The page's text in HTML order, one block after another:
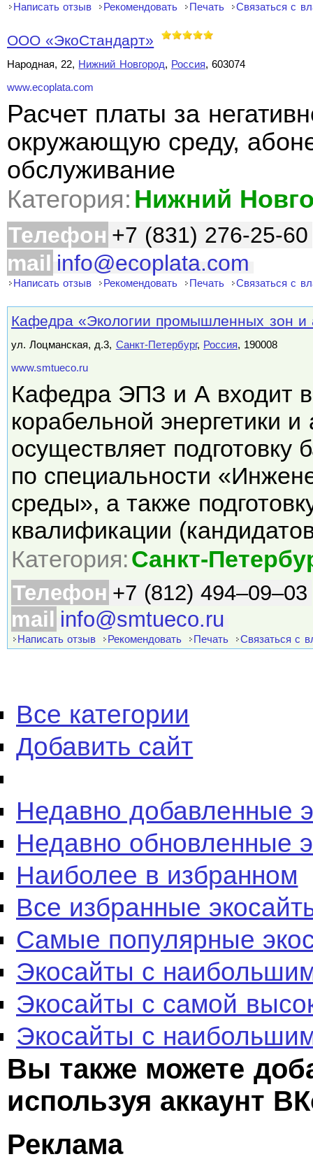
Написать отзыв Рекомендовать Печать Связаться с
ООО «ЭкоСтандарт»
Народная, 22, Нижний Новгород, Россия, 603074
www.ecoplata.com
Расчет платы за
окружающую среду,
обслуживание
Категория: Нижний
Телефон +7 (831) 276-25-60
mail info@ecoplata.com
Написать отзыв Рекомендовать Печать Связаться с
Кафедра «Экологии промышленных зон
ул. Лоцманская, д.3, Санкт-Петербург, Россия, 190008
www.smtueco.ru
Кафедра ЭПЗ и А входит в
корабельной энергетики
осуществляет подготовку
по специальности
среды», а также
квалификации
Категория:Санкт-
Телефон +7 (812) 494–09–03
mail info@smtueco.ru
Написать отзыв Рекомендовать Печать Связаться с
Все категории
Добавить сайт
Недавно добавленные
Недавно обновленные
Наиболее в избранном
Все избранные
Самые популярные
Экосайты с
Экосайты с самой
Экосайты с
Вы также можете
используя аккаунт
Реклама